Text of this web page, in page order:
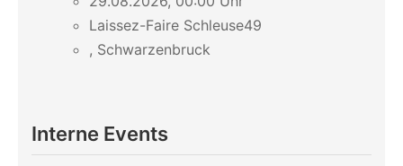
Laissez-Faire Schleuse49
, Schwarzenbruck
Interne Events